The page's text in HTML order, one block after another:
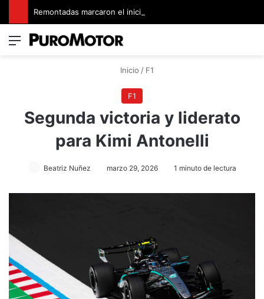
Menú
Inicio / F1
F1
Segunda victoria y liderato
para Kimi Antonelli
Beatriz Nuñez marzo 29, 2026 1 minuto de lectura